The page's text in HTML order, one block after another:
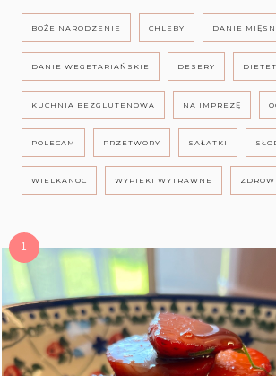
BOŻE NARODZENIE CHLEBY DANIE
DANIE WEGETARIAŃSKIE DESERY
KUCHNIA BEZGLUTENOWA NA IMPREZĘ
POLECAM PRZETWORY SAŁATKI
WIELKANOC WYPIEKI WYTRAWNE